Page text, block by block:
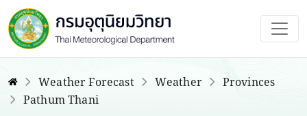
Weather Forecast Weather
Provinces
Pathum Thani